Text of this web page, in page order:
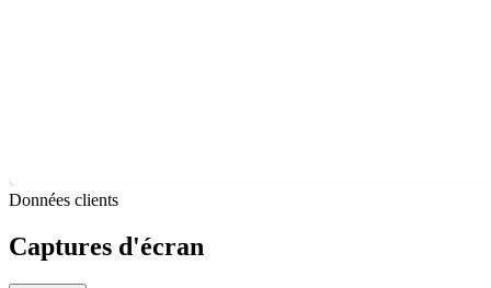
Données clients
Captures d'écran